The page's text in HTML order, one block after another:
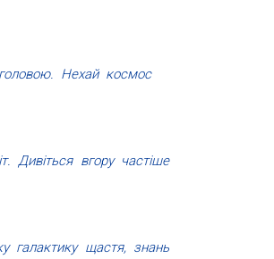
Нехай космос
вгору частіше
галактику щастя, знань